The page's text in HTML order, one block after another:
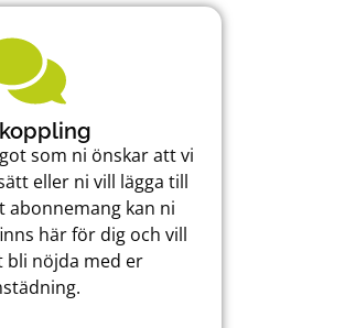
som ni önskar att vi
eller ni vill lägga till
abonnemang kan ni
här för dig och vill
bli nöjda med er